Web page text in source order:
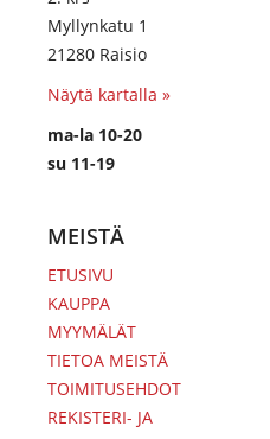
Myllynkatu 1
21280 Raisio
Näytä kartalla »
ma-la 10-20
su 11-19
MEISTÄ
ETUSIVU
KAUPPA
MYYMÄLÄT
TIETOA MEISTÄ
TOIMITUSEHDOT
REKISTERI- JA